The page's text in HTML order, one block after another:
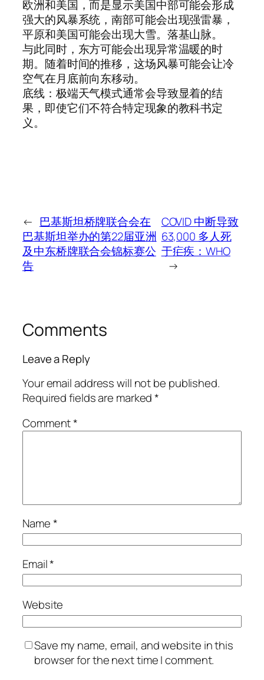
欧洲和美国，而是显示美国中部可能会形成
强大的风暴系统，南部可能会出现强雷暴，
平原和美国可能会出现大雪。落基山脉。
与此同时，东方可能会出现异常温暖的时
期。随着时间的推移，这场风暴可能会让冷
空气在月底前向东移动。
底线：极端天气模式通常会导致显着的结
果，即使它们不符合特定现象的教科书定
义。
← 巴基斯坦桥牌联合会在
巴基斯坦举办的第22届亚洲
及中东桥牌联合会锦标赛公
告
COVID 中断导致
63,000 多人死
于疟疾：WHO
→
Comments
Leave a Reply
Your email address will not be published.
Required fields are marked*
Comment*
Name*
Email*
Website
Save my name, email, and website in this
browser for the next time I comment.